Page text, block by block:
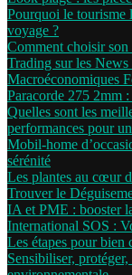
Pourquoi le tourisme
voyage ?
Comment choisir son
Trading sur les
Macroéconomiques
Paracorde 275 2mm
Quelles sont les
performances pour
Mobil-home
sérénité
Les plantes au cœur
Trouver le
IA et PME : booster
International SOS :
Les étapes pour bien
Sensibiliser,